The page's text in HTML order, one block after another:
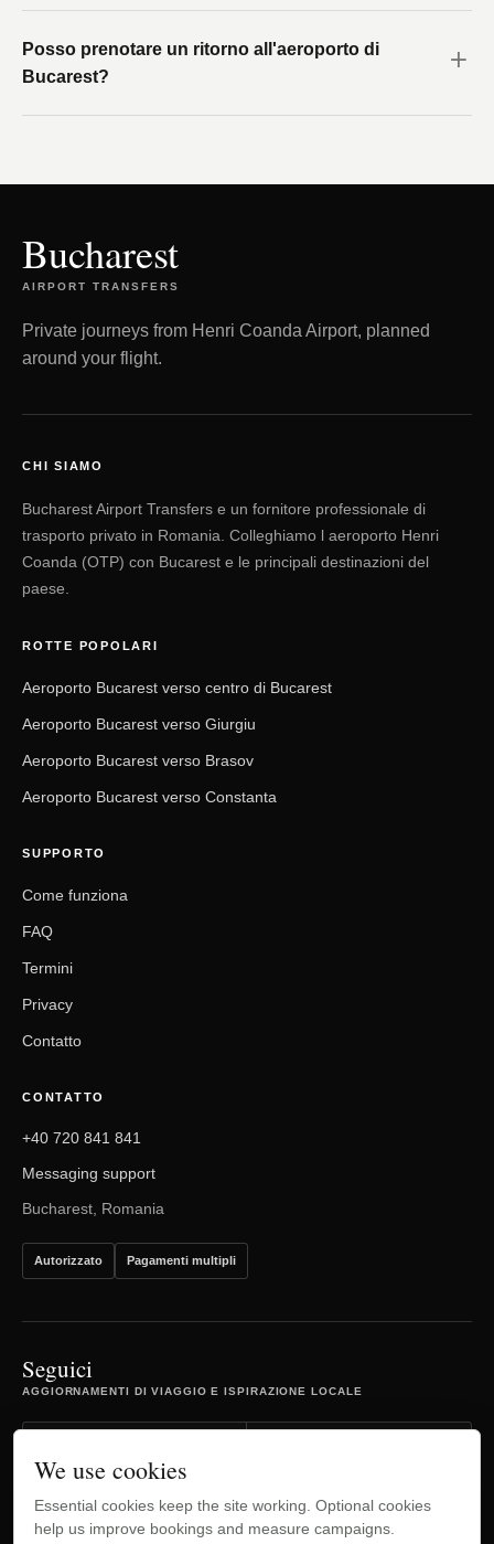
Posso prenotare un ritorno all'aeroporto di
Bucarest?
Bucharest
AIRPORT TRANSFERS
Private journeys from Henri Coanda Airport, planned
around your flight.
CHI SIAMO
Bucharest Airport Transfers e un fornitore professionale di
trasporto privato in Romania. Colleghiamo l aeroporto Henri
Coanda (OTP) con Bucarest e le principali destinazioni del
paese.
ROTTE POPOLARI
Aeroporto Bucarest verso centro di Bucarest
Aeroporto Bucarest verso Giurgiu
Aeroporto Bucarest verso Brasov
Aeroporto Bucarest verso Constanta
SUPPORTO
Come funziona
FAQ
Termini
Privacy
Contatto
CONTATTO
+40 720 841 841
Messaging support
Bucharest, Romania
Autorizzato Pagamenti multipli
Seguici
AGGIORNAMENTI DI VIAGGIO E ISPIRAZIONE LOCALE
TripAdvisor YouTube
We use cookies
Essential cookies keep the site working. Optional cookies
help us improve bookings and measure campaigns.